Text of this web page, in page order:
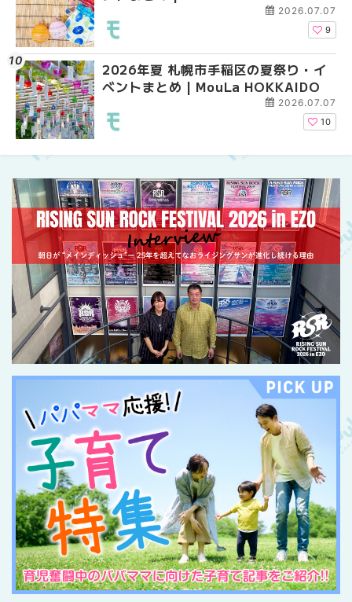
2026.07.07
9
2026年夏 札幌市手稲区の夏祭り・イ
ベントまとめ | MouLa HOKKAIDO
2026.07.07
10
2026年夏 恵庭市・千
イベントまとめ |
ーパーラウンジアネッ
介！！ | MouLa
2026年夏 札幌市豊平
ベントまとめ |